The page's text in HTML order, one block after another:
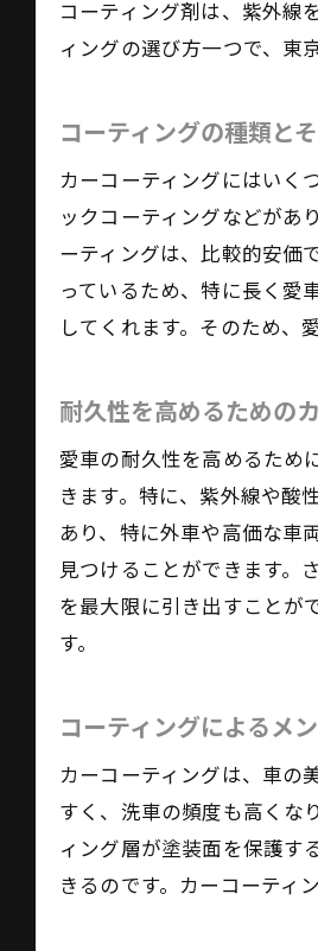
コーティング剤は、紫外線
ィングの選び方一つで、東
コーティングの種類と
カーコーティングにはいく
ックコーティングなどがあ
ーティングは、比較的安価
っているため、特に長く愛
してくれます。そのため、
耐久性を高めるための
愛車の耐久性を高めるため
きます。特に、紫外線や酸
あり、特に外車や高価な車
見つけることができます。
を最大限に引き出すことが
す。
コーティングによるメ
カーコーティングは、車の
すく、洗車の頻度も高くな
ィング層が塗装面を保護す
きるのです。カーコーティ